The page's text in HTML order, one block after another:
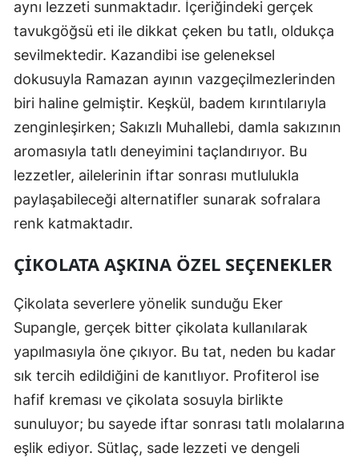
aynı lezzeti sunmaktadır. İçeriğindeki gerçek
tavukgöğsü eti ile dikkat çeken bu tatlı, oldukça
sevilmektedir. Kazandibi ise geleneksel
dokusuyla Ramazan ayının vazgeçilmezlerinden
biri haline gelmiştir. Keşkül, badem kırıntılarıyla
zenginleşirken; Sakızlı Muhallebi, damla sakızının
aromasıyla tatlı deneyimini taçlandırıyor. Bu
lezzetler, ailelerinin iftar sonrası mutlulukla
paylaşabileceği alternatifler sunarak sofralara
renk katmaktadır.
ÇIKOLATA AŞKINA ÖZEL SEÇENEKLER
Çikolata severlere yönelik sunduğu Eker
Supangle, gerçek bitter çikolata kullanılarak
yapılmasıyla öne çıkıyor. Bu tat, neden bu kadar
sık tercih edildiğini de kanıtlıyor. Profiterol ise
hafif kreması ve çikolata sosuyla birlikte
sunuluyor; bu sayede iftar sonrası tatlı molalarına
eşlik ediyor. Sütlaç, sade lezzeti ve dengeli